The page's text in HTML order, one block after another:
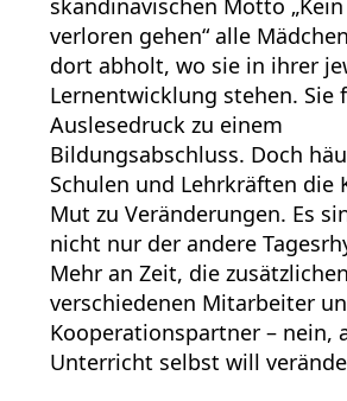
skandinavischen Motto
verloren gehen“ alle
dort abholt, wo sie in ihrer
Lernentwicklung stehen. Sie
Auslesedruck zu einem
Bildungsabschluss. Doch
Schulen und Lehrkräften die
Mut zu Veränderungen. Es
nicht nur der andere
Mehr an Zeit, die
verschiedenen Mitarbeiter
Kooperationspartner – nein,
Unterricht selbst will